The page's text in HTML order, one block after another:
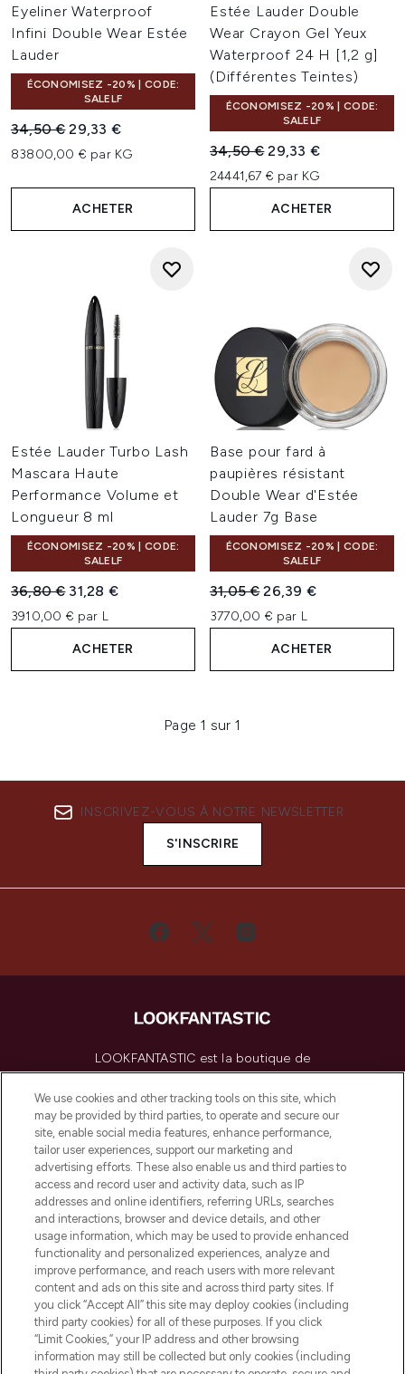
Eyeliner Waterproof
Infini Double Wear Estée
Lauder
ÉCONOMISEZ -20% | CODE:
SALELF
Prix de vente :
34,50 €Prix ​​actuel :
29,33 €
83800,00 € par KG
ACHETER
Estée Lauder Double
Wear Crayon Gel Yeux
Waterproof 24 H [1,2 g]
(Différentes Teintes)
ÉCONOMISEZ -20% | CODE:
SALELF
Prix de vente :
34,50 €Prix ​​actuel :
29,33 €
24441,67 € par KG
ACHETER
Estée Lauder Turbo Lash
Mascara Haute
Performance Volume et
Longueur 8 ml
ÉCONOMISEZ -20% | CODE:
SALELF
Prix de vente :
36,80 € Prix ​​actuel :
31,28 €
3910,00 € par L
ACHETER
Base pour fard à
paupières résistant
Double Wear d'Estée
Lauder 7g Base
ÉCONOMISEZ -20% | CODE:
SALELF
Prix de vente :
31,05 €Prix ​​actuel :
26,39 €
3770,00 € par L
ACHETER
Page 1 sur 1
INSCRIVEZ-VOUS À NOTRE NEWSLETTER
S'INSCRIRE
LOOKFANTASTIC est la boutique de
beauté incontournable en Europe,
proposant les meilleurs produits de soins
de la peau, des cheveux et de maquillage
de plus de 200 marques prestigieuses.
Faites vos achats en ligne ou via
l’application, avec la livraison offerte dès
55€ d'achat.
Consentement aux cookies
Do Not Sell or Share My Personal
Information
AIDE ET INFORMATIONS
INFORMATIONS GÉNÉRALES
We use cookies and other tracking tools on this site, which
may be provided by third parties, to operate and secure our
site, enable social media features, enhance performance,
tailor user experiences, support our marketing and
advertising efforts. These also enable us and third parties to
access and record user and activity data, such as IP
addresses and online identifiers, referring URLs, searches
and interactions, browser and device details, and other
usage information, which may be used to provide enhanced
functionality and personalized experiences, analyze and
improve performance, and reach users with more relevant
content and ads on this site and across third party sites. If
you click “Accept All” this site may deploy cookies (including
third party cookies) for all of these purposes. If you click
“Limit Cookies,” your IP address and other browsing
information may still be collected but only cookies (including